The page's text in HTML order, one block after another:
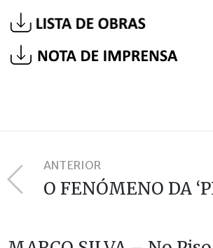
ANTERIOR
O FENÓMENO DA